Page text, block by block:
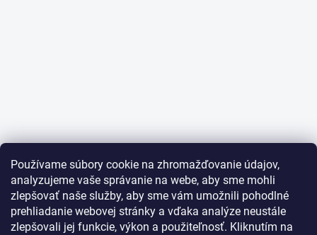
Používame súbory cookie na zhromažďovanie údajov,
analyzujeme vaše správanie na webe, aby sme mohli
zlepšovať naše služby, aby sme vám umožnili pohodlné
prehliadanie webovej stránky a vďaka analýze neustále
zlepšovali jej funkcie, výkon a použiteľnosť. Kliknutím na